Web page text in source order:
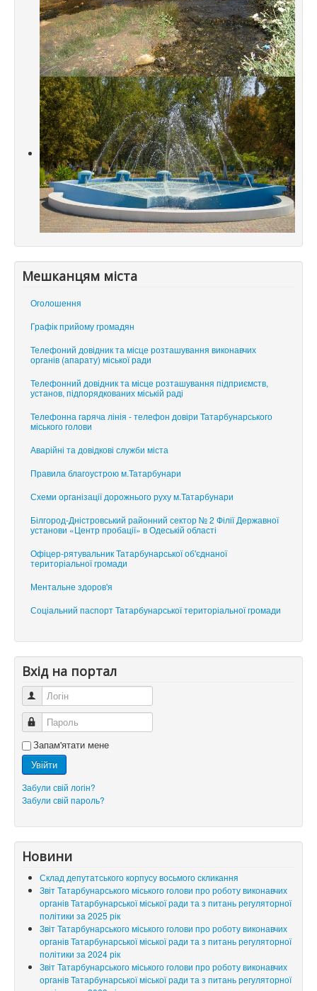
Мешканцям міста
Оголошення
Графік прийому громадян
Телефоний довідник та місце розташування виконавчих
органів (апарату) міської ради
Телефонний довідник та місце розташування підприємств,
установ, підпорядкованих міській раді
Телефонна гаряча лінія - телефон довіри Татарбунарського
міського голови
Аварійні та довідкові служби міста
Правила благоустрою м.Татарбунари
Схеми організації дорожнього руху м.Татарбунари
Білгород-Дністровський районний сектор № 2 Філії Державної
установи «Центр пробації» в Одеській області
Офіцер-рятувальник Татарбунарської об'єднаної
територіальної громади
Ментальне здоров'я
Соціальний паспорт Татарбунарської територіальної громади
Вхід на портал
Логін
Пароль
Запам'ятати мене
Увійти
Забули свій логін?
Забули свій пароль?
Новини
Склад депутатського корпусу восьмого скликання
Звіт Татарбунарського міського голови про роботу виконавчих
органів Татарбунарської міської ради та з питань регуляторної
політики за 2025 рік
Звіт Татарбунарського міського голови про роботу виконавчих
органів Татарбунарської міської ради та з питань регуляторної
політики за 2024 рік
Звіт Татарбунарського міського голови про роботу виконавчих
органів Татарбунарської міської ради та з питань регуляторної